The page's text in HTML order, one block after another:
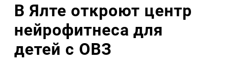
В Ялте откроют центр
нейрофитнеса для
детей с ОВЗ